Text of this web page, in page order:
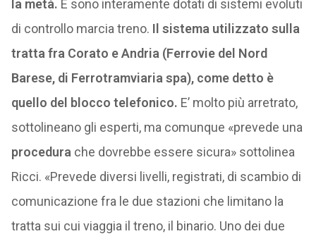
la metà. E sono interamente dotati di sistemi evoluti
di controllo marcia treno. Il sistema utilizzato sulla
tratta fra Corato e Andria (Ferrovie del Nord
Barese, di Ferrotramviaria spa), come detto è
quello del blocco telefonico. E’ molto più arretrato,
sottolineano gli esperti, ma comunque «prevede una
procedura che dovrebbe essere sicura» sottolinea
Ricci. «Prevede diversi livelli, registrati, di scambio di
comunicazione fra le due stazioni che limitano la
tratta sui cui viaggia il treno, il binario. Uno dei due